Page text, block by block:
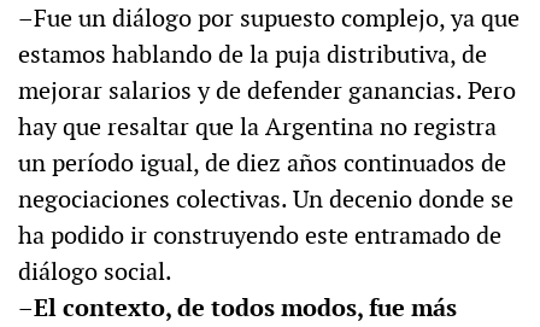
–Fue un diálogo por supuesto complejo, ya que
estamos hablando de la puja distributiva, de
mejorar salarios y de defender ganancias. Pero
hay que resaltar que la Argentina no registra
un período igual, de diez años continuados de
negociaciones colectivas. Un decenio donde se
ha podido ir construyendo este entramado de
diálogo social.
–El contexto, de todos modos, fue más